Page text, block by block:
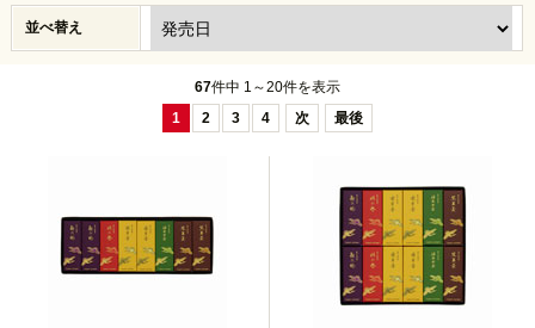
並べ替え
67件中 1～20件を表示
1
2 3 4 次 最後